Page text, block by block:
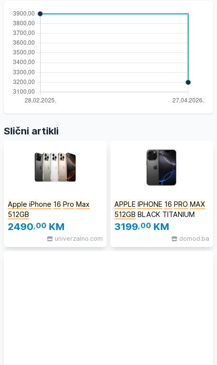
Slični artikli
Apple iPhone 16 Pro Max
512GB
2490,00 KM
univerzalno.com
APPLE IPHONE 16 PRO MAX
512GB BLACK TITANIUM
3199,00 KM
domod.ba